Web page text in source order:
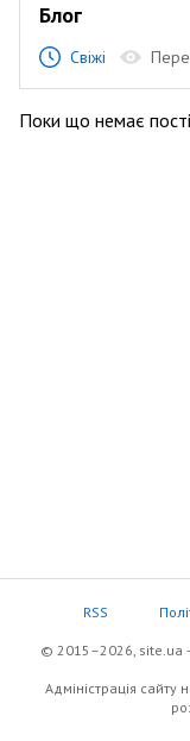
Блог
Свіжі
Поки що немає
RSS
© 2015–2026, site.ua
Адміністрація сайту